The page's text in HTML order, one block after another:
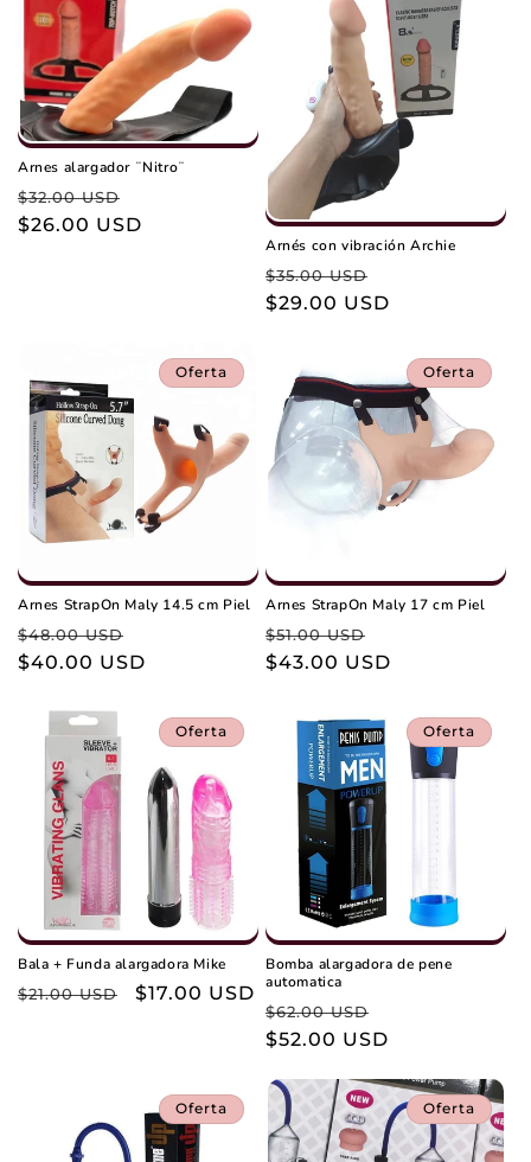
ó
n
:
Arnes alargador ¨Nitro¨
Precio
habitual
$32.00 USD
de
$26.00 USD
Arnés con vibración Archie
Precio
habitual
$35.00 USD
de
$29.00 USD
Oferta
Arnes StrapOn Maly 14.5 cm Piel
Precio
habitual
$48.00 USD
de
$40.00 USD
Oferta
Arnes StrapOn Maly 17 cm Piel
Precio
habitual
$51.00 USD
de
$43.00 USD
Oferta
Bala + Funda alargadora Mike
Precio
$21.00 USD
Precio
$17.00 USD
Oferta
Bomba alargadora de pene
automatica
Precio
habitual
$62.00 USD
de
$52.00 USD
Oferta Oferta